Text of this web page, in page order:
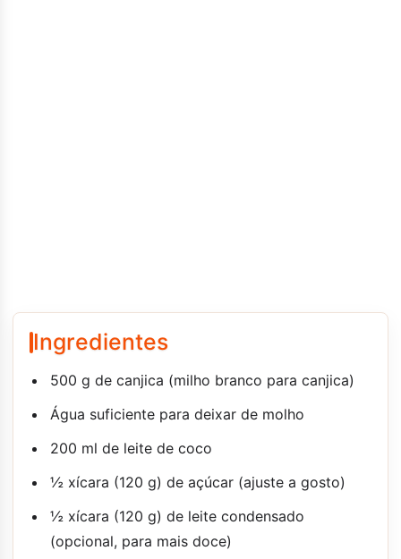
Ingredientes
500 g de canjica (milho branco para canjica)
Água suficiente para deixar de molho
200 ml de leite de coco
½ xícara (120 g) de açúcar (ajuste a gosto)
½ xícara (120 g) de leite condensado
(opcional, para mais doce)